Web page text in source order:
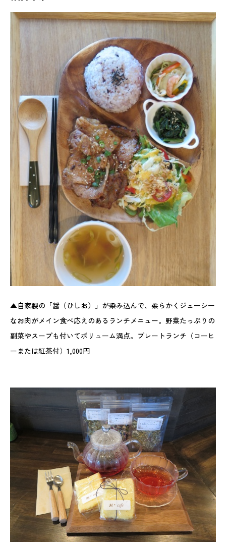
▲自家製の「醤（ひしお）」が染み込んで、柔らかくジューシー
なお肉がメイン食べ応えのあるランチメニュー。野菜たっぷりの
副菜やスープも付いてボリューム満点。プレートランチ（コーヒ
ーまたは紅茶付）1,000円